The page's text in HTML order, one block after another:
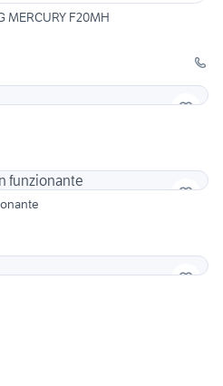
MERCURY F20MH